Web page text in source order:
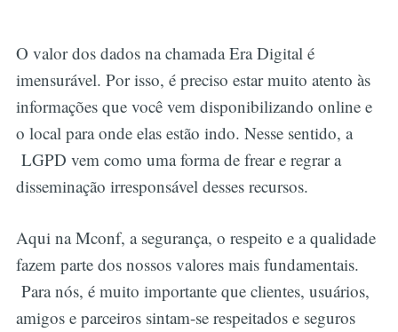
O valor dos dados na chamada Era Digital é
imensurável. Por isso, é preciso estar muito atento às
informações que você vem disponibilizando online e
o local para onde elas estão indo. Nesse sentido, a
LGPD vem como uma forma de frear e regrar a
disseminação irresponsável desses recursos.
Aqui na Mconf, a segurança, o respeito e a qualidade
fazem parte dos nossos valores mais fundamentais.
Para nós, é muito importante que clientes, usuários,
amigos e parceiros sintam-se respeitados e seguros